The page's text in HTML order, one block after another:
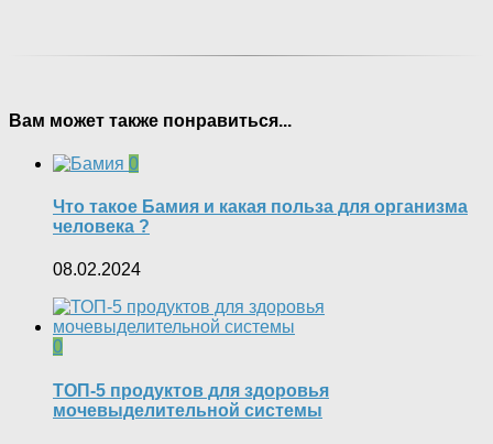
Вам может также понравиться...
0
Что такое Бамия и какая польза для организма
человека ?
08.02.2024
0
ТОП-5 продуктов для здоровья
мочевыделительной системы